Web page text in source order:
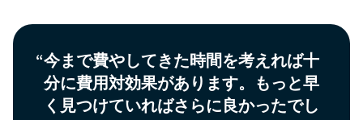
今まで費やしてきた時間を考えれば十
分に費用対効果があります。もっと早
く見つけていればさらに良かったでし